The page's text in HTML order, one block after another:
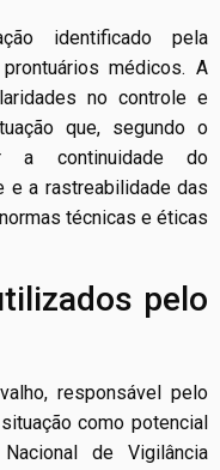
identificado pela
médicos. A
no controle e
que, segundo o
a continuidade do
e a rastreabilidade das
técnicas e éticas
pelo
responsável pelo
como potencial
de Vigilância